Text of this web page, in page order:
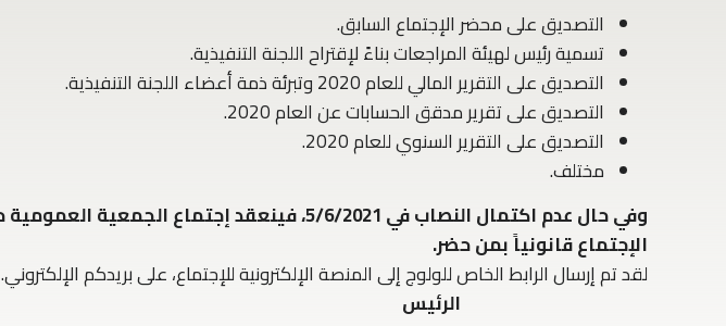
التصديق على محضر الإجتماع السابق.
تسمية رئيس لهيئة المراجعات بناءً لإقتراح اللجنة التنفيذية.
التصديق على التقرير المالي للعام 2020 وتبرئة ذمة أعضاء اللجنة التنفيذية.
التصديق على تقرير مدقق الحسابات عن العام 2020.
التصديق على التقرير السنوي للعام 2020.
مختلف.
و
الإجتماع قانونياً بمن حضر.
لقد تم إرسال الرابط الخاص للولوج إلى المنصة الإلكترونية للإجتماع، على بريدكم الإلكتروني.
الرئيس